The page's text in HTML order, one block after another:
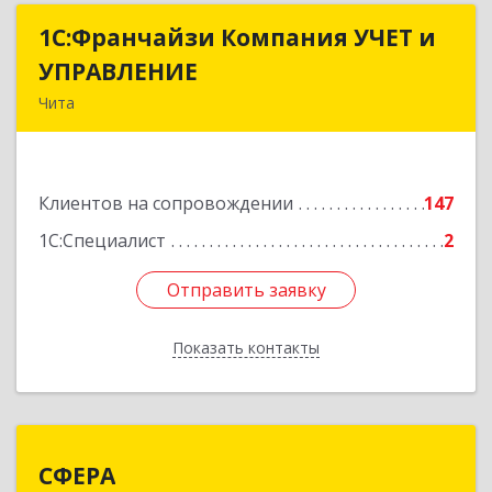
1С:Франчайзи Компания УЧЕТ и
УПРАВЛЕНИЕ
Чита
Клиентов на сопровождении
147
1С:Специалист
2
Отправить заявку
Показать контакты
1С:Франчайзи Компания УЧЕТ и
Подробнее
Отправить заявку
Назад
СФЕРА